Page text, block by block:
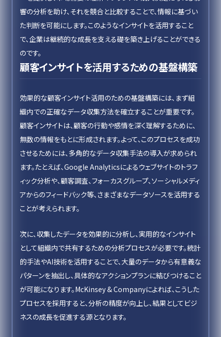
響の分析を助け、それを競合と比較することで、情報に基づい
た判断を可能にします。このようなインサイトを活用すること
で、企業は継続的な成長を支える礎を築き上げることができる
のです。
顧客インサイトを活用するための基盤構築
効果的な顧客インサイト活用のための基盤構築には、まず組
織内での正確なデータ収集方法を確立することが重要です。
顧客インサイトは、顧客の行動や感情を深く理解するために、
無数の情報をもとに形成されます。よって、このプロセスを成功
させるためには、多角的なデータ収集手法の導入が求められ
ます。たとえば、Google Analyticsによるウェブサイトのトラフ
ィック分析や、顧客調査、フォーカスグループ、ソーシャルメディ
アからのフィードバック等、さまざまなデータソースを活用する
ことが考えられます。
次に、収集したデータを効果的に分析し、実用的なインサイト
として組織内で共有するための分析プロセスが必要です。統計
的手法やAI技術を活用することで、大量のデータから有意義な
パターンを抽出し、具体的なアクションプランに結びつけること
が可能になります。McKinsey & Companyによれば、こうした
プロセスを採用すると、分析の精度が向上し、結果としてビジ
ネスの成長を促進する源となります。